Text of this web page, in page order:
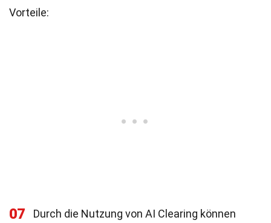
Vorteile:
07
Durch die Nutzung von AI Clearing können